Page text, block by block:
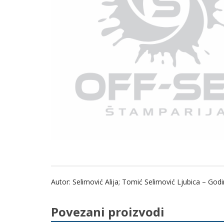
Autor: Selimović Alija; Tomić Selimović Ljubica –
Povezani proizvodi